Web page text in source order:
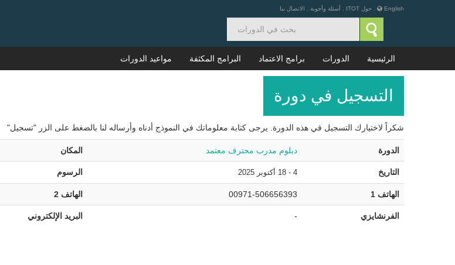
English حول ITOT أسئلة وأجوبة الاتصال بنا
الرئيسية الدورات برامج الاعتماد البرامج المكثفة مواعيد الدورات
التسجيل في دورة
شكراً لاختيارك التسجيل في هذه الدورة. يرجى كتابة معلوماتك في النموذج أدناه وأرساله لنا بالضغط على الزر "تسجيل"
الدورة دبلوم مدرب محترف معتمد المكان
التاريخ 4 - 18 أكتوبر 2025 الرسوم
الهاتف 1 00971-506656393 الهاتف 2
الفرنشايزي - البريد الإلكتروني